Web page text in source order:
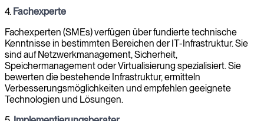
4. Fachexperte
Fachexperten (SMEs) verfügen über fundierte technische
Kenntnisse in bestimmten Bereichen der IT-Infrastruktur. Sie
sind auf Netzwerkmanagement, Sicherheit,
Speichermanagement oder Virtualisierung spezialisiert. Sie
bewerten die bestehende Infrastruktur, ermitteln
Verbesserungsmöglichkeiten und empfehlen geeignete
Technologien und Lösungen.